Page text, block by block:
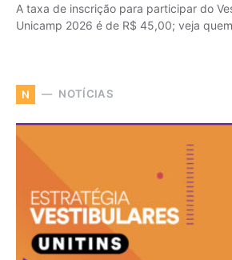
A taxa de inscrição para participar do
Unicamp 2026 é de R$ 45,00; veja
N NOTÍCIAS